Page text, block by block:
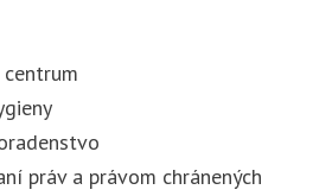
práv a právom chránených